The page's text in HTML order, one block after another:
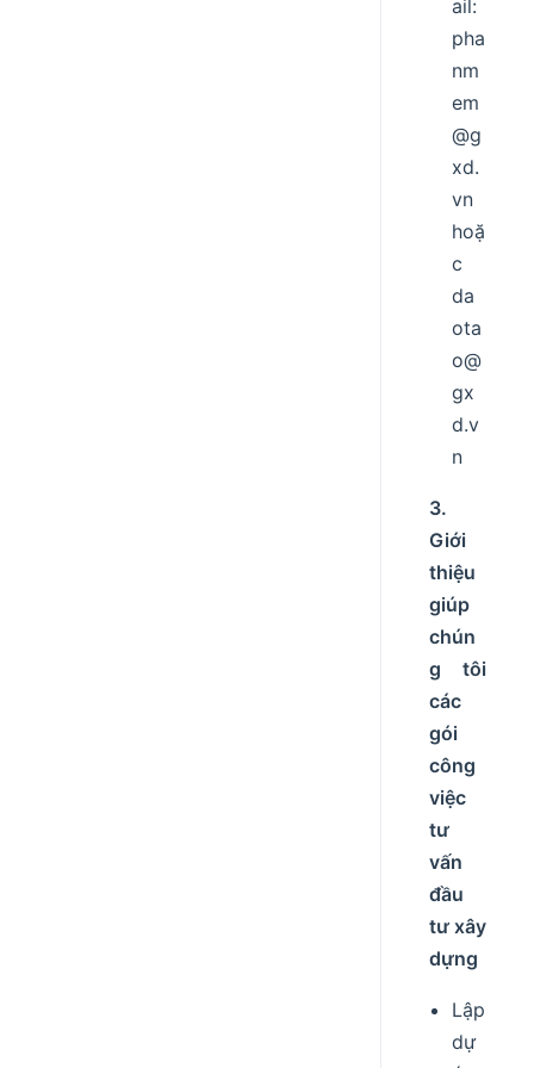
ail:
pha
nm
em
@g
xd.
vn
hoặ
c
da
ota
o@
gx
d.v
n
3.
Giới
thiệu
giúp
chún
g tôi
các
gói
công
việc
tư
vấn
đầu
tư xây
dựng
Lập
dự